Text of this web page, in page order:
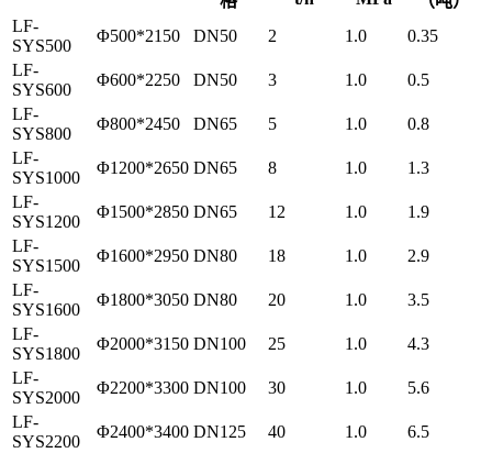
LF-
SYS500
Φ500*2150 DN50 2 1.0
0.35
LF-
SYS600
Φ600*2250 DN50 3 1.0
0.5
LF-
SYS800
Φ800*2450 DN65 5 1.0
0.8
LF-
SYS1000
Φ1200*2650 DN65 8 1.0
1.3
LF-
SYS1200
Φ1500*2850 DN65 12 1.0
1.9
LF-
SYS1500
Φ1600*2950 DN80 18 1.0
2.9
LF-
SYS1600
Φ1800*3050 DN80 20 1.0
3.5
LF-
SYS1800
Φ2000*3150 DN100 25 1.0
4.3
LF-
SYS2000
Φ2200*3300 DN100 30 1.0
5.6
LF-
SYS2200
Φ2400*3400 DN125 40 1.0
6.5